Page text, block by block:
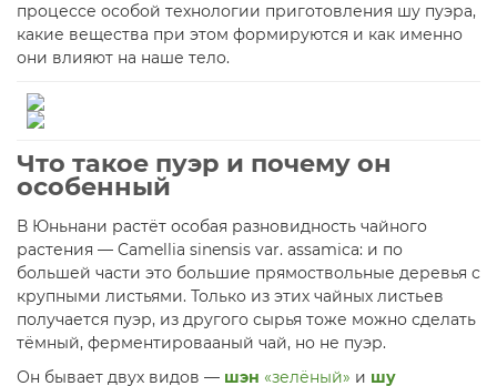
процессе особой технологии приготовления шу пуэра,
какие вещества при этом формируются и как именно
они влияют на наше тело.
Что такое пуэр и почему он
особенный
В Юньнани растёт особая разновидность чайного
растения — Camellia sinensis var. assamica : и по
большей части это большие прямоствольные деревья с
крупными листьями. Только из этих чайных листьев
получается пуэр, из другого сырья тоже можно сделать
тёмный, ферментировааный чай, но не пуэр.​
Он бывает двух видов — шэн «зелёный» и шу